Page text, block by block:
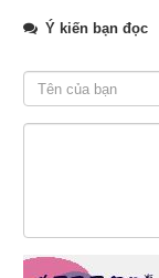
Ý kiến bạn đọc